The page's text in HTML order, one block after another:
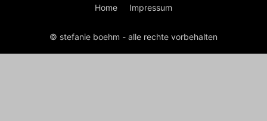
Home Impressum
© stefanie boehm - alle rechte vorbehalten